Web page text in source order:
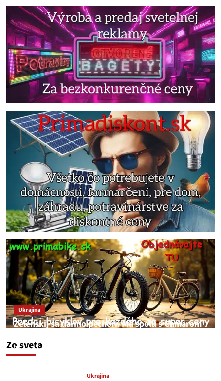
Zo sveta
Ukrajina
Zelenskij sa darmo pechorí. Má spolu s Chmarom
medvedar
Ukrajina